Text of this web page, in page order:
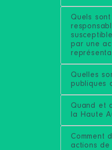
Quels sont
par une
Quelles
publiques
Quand et
la Haute
Comment
actions